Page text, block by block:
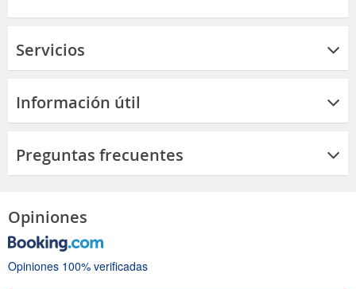
Servicios
Información útil
Preguntas frecuentes
Opiniones
Opiniones 100% verificadas